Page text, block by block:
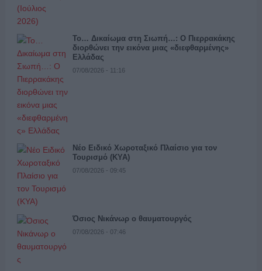
Το… Δικαίωμα στη Σιωπή…: Ο Πιερρακάκης
διορθώνει την εικόνα μιας «διεφθαρμένης»
Ελλάδας
07/08/2026 - 11:16
Νέο Ειδικό Χωροταξικό Πλαίσιο για τον
Τουρισμό (ΚΥΑ)
07/08/2026 - 09:45
Όσιος Νικάνωρ ο θαυματουργός
07/08/2026 - 07:46